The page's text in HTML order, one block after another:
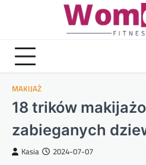
MAKIJAŻ
18 trików
zabieganych
Kasia 2024-07-07